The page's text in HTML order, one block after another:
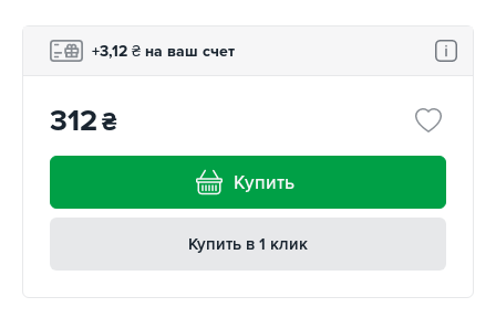
+3,12 ₴ на ваш счет
312₴
Купить
Купить в 1 клик